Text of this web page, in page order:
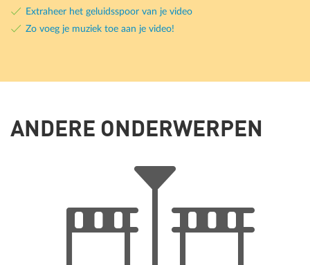
Extraheer het geluidsspoor van je video
Zo voeg je muziek toe aan je video!
ANDERE ONDERWERPEN